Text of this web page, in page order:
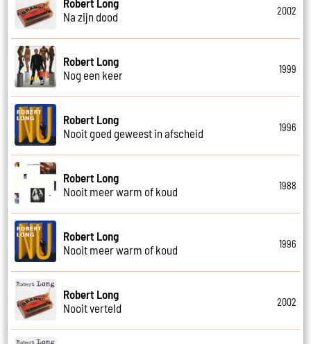
Na zijn dood
2002
Robert Long
Nog een keer
1999
Robert Long
Nooit goed geweest in afscheid
1996
Robert Long
Nooit meer warm of koud
1988
Robert Long
Nooit meer warm of koud
1996
Robert Long
Nooit verteld
2002